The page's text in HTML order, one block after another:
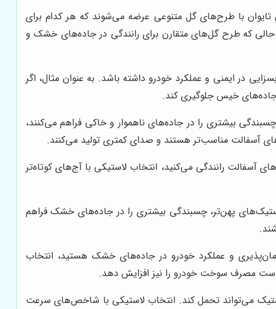
با طرح‌های گل متنوعی عرضه می‌شوند که هر کدام برای
که طرح گل‌های متقارن برای رانندگی در جاده‌های خشک و
در ایمنی و عملکرد خودرو داشته باشد. به عنوان مثال، اگر
جاده‌های خیس جلوگیری کند.
بیشتری را در جاده‌های ناهموار و خاکی فراهم می‌کنند،
آسفالت مناسب‌تر هستند و صدای کمتری تولید می‌کنند.
آسفالت رانندگی می‌کنید، انتخاب لاستیکی با آج‌های کوتاه‌تر
پهن‌تر، چسبندگی بیشتری را در جاده‌های خشک فراهم
و عملکرد خودرو در جاده‌های خشک هستید، انتخاب
است مصرف سوخت خودرو را نیز افزایش دهد.
می‌تواند تحمل کند. انتخاب لاستیکی با شاخص‌های سرعت